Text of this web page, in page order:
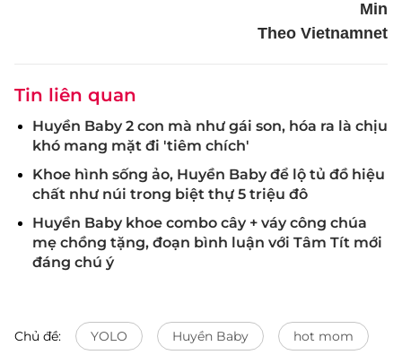
Min
Theo Vietnamnet
Tin liên quan
Huyền Baby 2 con mà như gái son, hóa ra là chịu
khó mang mặt đi 'tiêm chích'
Khoe hình sống ảo, Huyền Baby để lộ tủ đồ hiệu
chất như núi trong biệt thự 5 triệu đô
Huyền Baby khoe combo cây + váy công chúa
mẹ chồng tặng, đoạn bình luận với Tâm Tít mới
đáng chú ý
Chủ đề: YOLO Huyền Baby hot mom